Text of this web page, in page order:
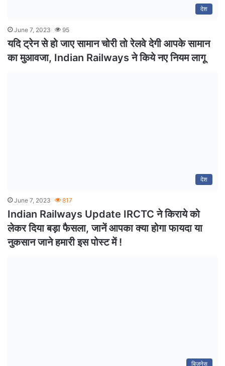
देश
June 7, 2023 95
यदि ट्रेन से हो जाए सामान चोरी तो रेलवे देगी आपके सामान
का मुआवजा, Indian Railways ने किये नए नियम लागू
देश
June 7, 2023 817
Indian Railways Update IRCTC ने किराये को
लेकर दिया बड़ा फैसला, जानें आपका क्या होगा फायदा या
नुकसान जाने हमारी इस पोस्ट में !
बिज़नेस